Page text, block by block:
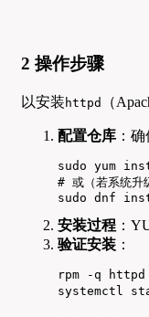
2 操作步骤
以安装 httpd （
配置仓库 ：
sudo yum
# 或（若系统升
sudo dnf
安装过程 ：
验证安装 ：
rpm -q httpd
systemctl